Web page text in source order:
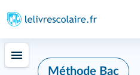
Méthode Bac